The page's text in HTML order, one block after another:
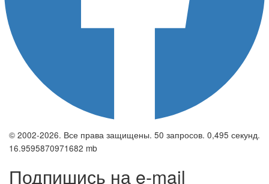
© 2002-2026. Все права защищены. 50 запросов. 0,495 секунд.
16.9595870971682 mb
Подпишись на e-mail